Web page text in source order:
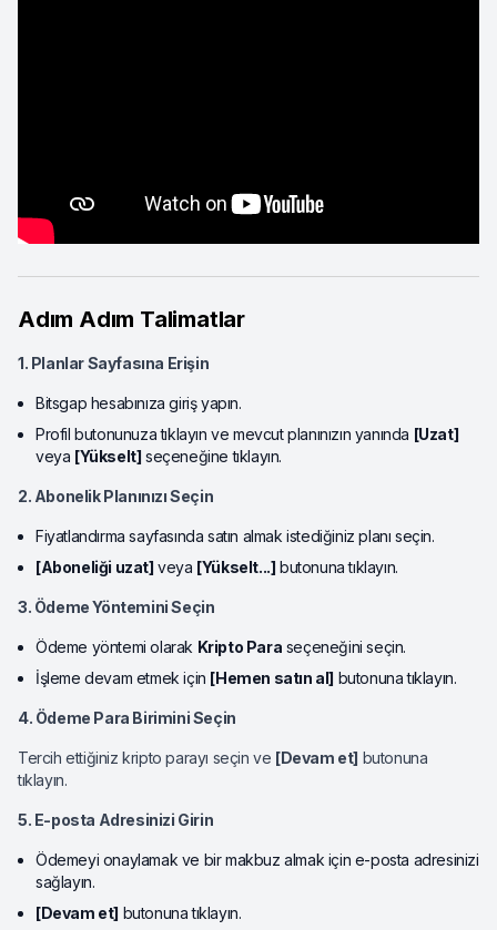
Adım Adım Talimatlar
1. Planlar Sayfasına Erişin
Bitsgap hesabınıza giriş yapın.
Profil butonunuza tıklayın ve mevcut planınızın yanında [Uzat]
veya [Yükselt] seçeneğine tıklayın.
2. Abonelik Planınızı Seçin
Fiyatlandırma sayfasında satın almak istediğiniz planı seçin.
[Aboneliği uzat] veya [Yükselt...] butonuna tıklayın.
3. Ödeme Yöntemini Seçin
Ödeme yöntemi olarak Kripto Para seçeneğini seçin.
İşleme devam etmek için [Hemen satın al] butonuna tıklayın.
4. Ödeme Para Birimini Seçin
Tercih ettiğiniz kripto parayı seçin ve [Devam et] butonuna
tıklayın.
5. E-posta Adresinizi Girin
Ödemeyi onaylamak ve bir makbuz almak için e-posta adresinizi
sağlayın.
[Devam et] butonuna tıklayın.